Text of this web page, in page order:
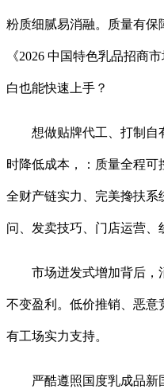
粉质细腻易消融。质量有保
《2026 中国特色乳品招商
白也能快速上手？
想做贴牌代工、打制自
时降低成本，：质量全程可
全财产链实力、完美搀扶系
问、发卖技巧、门店运营、
市场迸发式增加背后，
不变盈利。低价推销、恶意
有工场实力支持。
严酷遵照国度乳成品新